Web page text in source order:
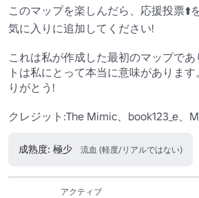
このマップを楽しんだら、応援投票⬆️
気に入りに追加してください!
これは私が作成した最初のマップで
トは私にとって本当に意味がありま
りがとう!
クレジット:The Mimic、book123_e、
成熟度: 極少 流血 (軽度/リアルではない)
アクティブ